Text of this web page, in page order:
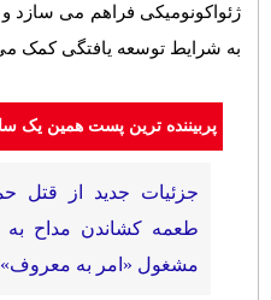
ژئواکونومیکی فراهم می سازد
به شرایط توسعه یافتگی کمک
پربیننده ترین پست همین یک
جزئیات جدید از قتل
مشغول «امر به معروف»